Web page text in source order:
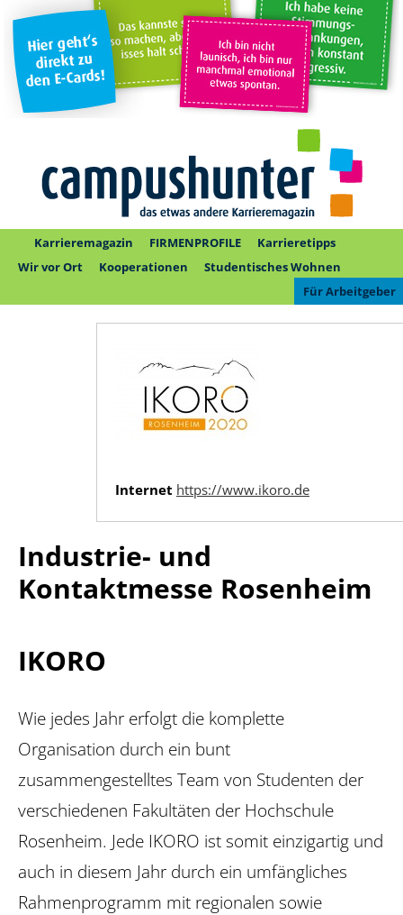
Karrieremagazin FIRMENPROFILE
Karrieretipps
Wir vor Ort
Kooperationen
Studentisches Wohnen
Für Arbeitgeber
Internet https://www.ikoro.de
Industrie- und
Kontaktmesse Rosenheim
IKORO
Wie jedes Jahr erfolgt die komplette
Organisation durch ein bunt
zusammengestelltes Team von Studenten der
verschiedenen Fakultäten der Hochschule
Rosenheim. Jede IKORO ist somit einzigartig und
auch in diesem Jahr durch ein umfängliches
Rahmenprogramm mit regionalen sowie